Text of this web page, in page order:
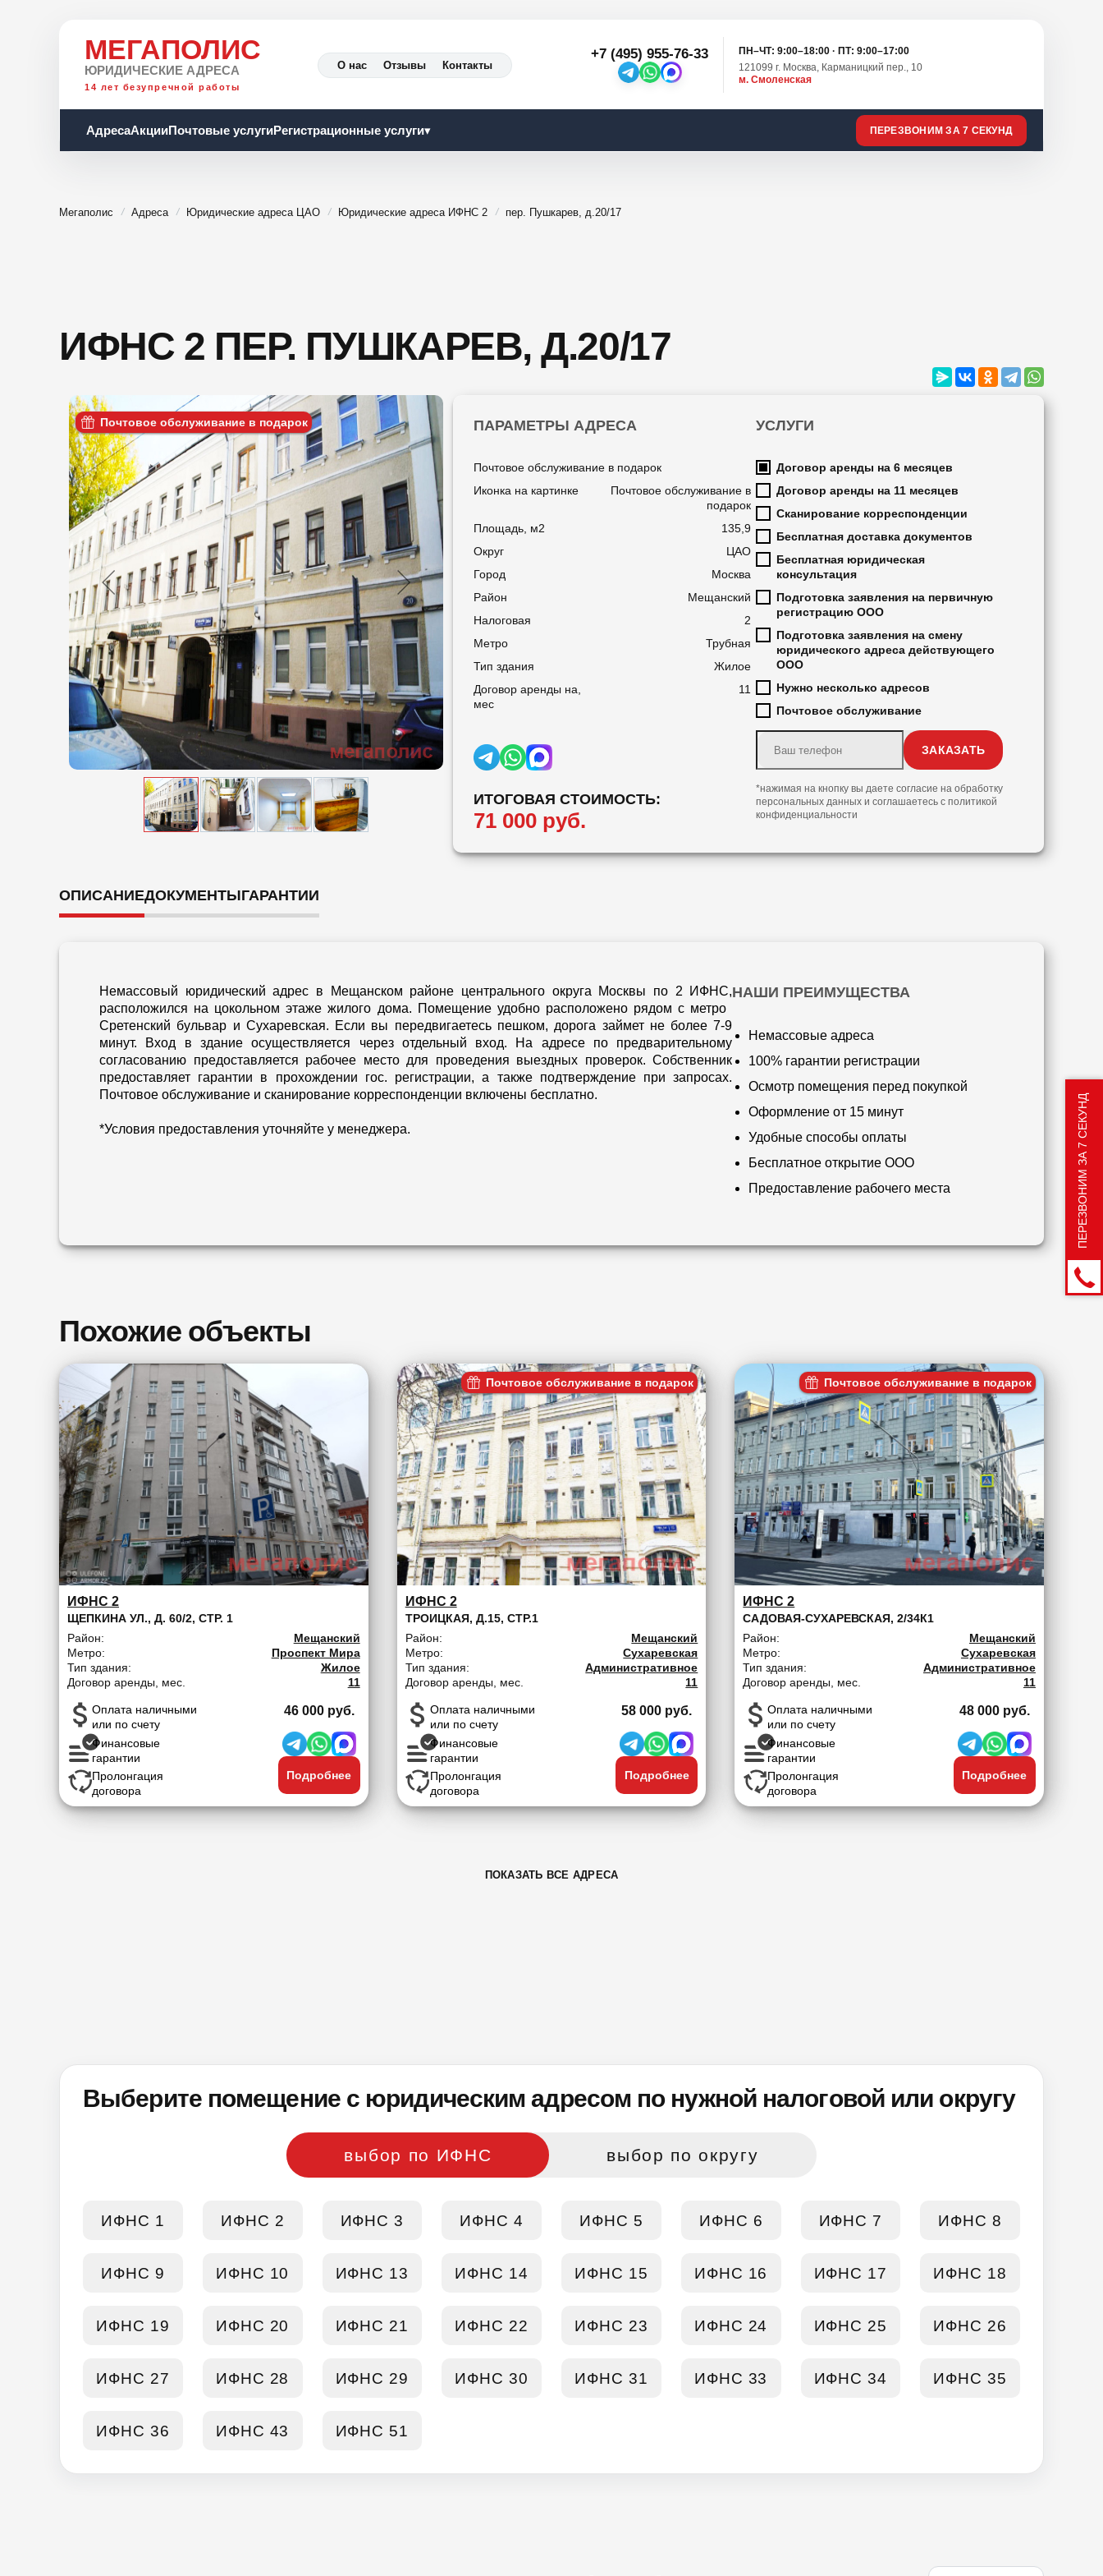
МЕГАПОЛИС
ЮРИДИЧЕСКИЕ АДРЕСА
14 лет безупречной работы
О нас Отзывы Контакты
+7 (495) 955-76-33
ПН–ЧТ: 9:00–18:00 · ПТ: 9:00–17:00
121099 г. Москва, Карманицкий пер., 10
м. Смоленская
АдресаАкцииПочтовые услугиРегистрационные услуги▾ ПЕРЕЗВОНИМ ЗА 7 СЕКУНД
Мегаполис Адреса Юридические адреса ЦАО Юридические адреса ИФНС 2 пер. Пушкарев, д.20/17
ИФНС 2 ПЕР. ПУШКАРЕВ, Д.20/17
Почтовое обслуживание в подарок ПАРАМЕТРЫ АДРЕСА
Почтовое обслуживание в подарок
Иконка на картинке
Почтовое обслуживание в
подарок
Площадь, м2
135,9
Округ
ЦАО
Город
Москва
Район
Мещанский
Налоговая
2
Метро
Трубная
Тип здания
Жилое
Договор аренды на,
мес
11
ИТОГОВАЯ СТОИМОСТЬ:
71 000 руб.
УСЛУГИ
Договор аренды на 6 месяцев
Договор аренды на 11 месяцев
Сканирование корреспонденции
Бесплатная доставка документов
Бесплатная юридическая
консультация
Подготовка заявления на первичную
регистрацию ООО
Подготовка заявления на смену
юридического адреса действующего
ООО
Нужно несколько адресов
Почтовое обслуживание
*нажимая на кнопку вы даете согласие на обработку
персональных данных и соглашаетесь с политикой
конфиденциальности
ОПИСАНИЕДОКУМЕНТЫГАРАНТИИ
Немассовый юридический адрес в Мещанском районе центрального округа Москвы по 2 ИФНС,
расположился на цокольном этаже жилого дома. Помещение удобно расположено рядом с метро ​
Сретенский бульвар и ​Сухаревская. Если вы передвигаетесь пешком, дорога займет не более 7-9
минут. Вход в здание осуществляется через отдельный вход. На адресе по предварительному
согласованию предоставляется рабочее место для проведения выездных проверок. Собственник
предоставляет гарантии в прохождении гос. регистрации, а также подтверждение при запросах.
Почтовое обслуживание и сканирование корреспонденции включены бесплатно.
*Условия предоставления уточняйте у менеджера.
НАШИ ПРЕИМУЩЕСТВА
Немассовые адреса
100% гарантии регистрации
Осмотр помещения перед покупкой
Оформление от 15 минут
Удобные способы оплаты
Бесплатное открытие ООО
Предоставление рабочего места
Похожие объекты
ИФНС 2
ЩЕПКИНА УЛ., Д. 60/2, СТР. 1
Район:
Мещанский
Метро:
Проспект Мира
Тип здания:
Жилое
Договор аренды, мес.
11
Оплата наличными
или по счету
Финансовые
гарантии
Пролонгация
договора
46 000 руб.
Подробнее
Почтовое обслуживание в подарок
ИФНС 2
ТРОИЦКАЯ, Д.15, СТР.1
Район:
Мещанский
Метро:
Сухаревская
Тип здания:
Административное
Договор аренды, мес.
11
Оплата наличными
или по счету
Финансовые
гарантии
Пролонгация
договора
58 000 руб.
Подробнее
Почтовое обслуживание в подарок
ИФНС 2
САДОВАЯ-СУХАРЕВСКАЯ, 2/34К1
Район:
Мещанский
Метро:
Сухаревская
Тип здания:
Административное
Договор аренды, мес.
11
Оплата наличными
или по счету
Финансовые
гарантии
Пролонгация
договора
48 000 руб.
Подробнее
ПОКАЗАТЬ ВСЕ АДРЕСА
Выберите помещение с юридическим адресом по нужной налоговой или округу
выбор по ИФНС выбор по округу
ИФНС 1 ИФНС 2 ИФНС 3 ИФНС 4 ИФНС 5 ИФНС 6 ИФНС 7 ИФНС 8
ИФНС 9 ИФНС 10 ИФНС 13 ИФНС 14 ИФНС 15 ИФНС 16 ИФНС 17 ИФНС 18
ИФНС 19 ИФНС 20 ИФНС 21 ИФНС 22 ИФНС 23 ИФНС 24 ИФНС 25 ИФНС 26
ИФНС 27 ИФНС 28 ИФНС 29 ИФНС 30 ИФНС 31 ИФНС 33 ИФНС 34 ИФНС 35
ИФНС 36 ИФНС 43 ИФНС 51
ПЕРЕЗВОНИМ ЗА 7 СЕКУНД